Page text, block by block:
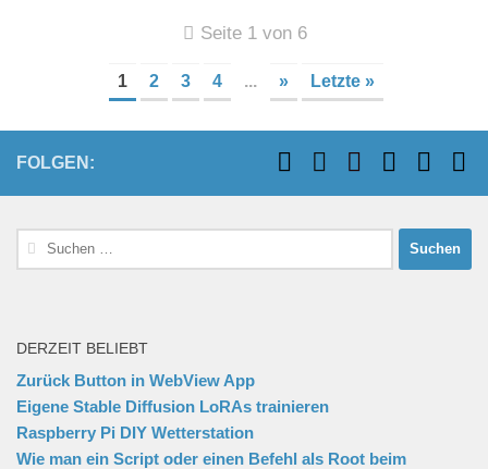
Seite 1 von 6
1 2 3 4 ... » Letzte »
FOLGEN:
Suchen
nach:
DERZEIT BELIEBT
Zurück Button in WebView App
Eigene Stable Diffusion LoRAs trainieren
Raspberry Pi DIY Wetterstation
Wie man ein Script oder einen Befehl als Root beim